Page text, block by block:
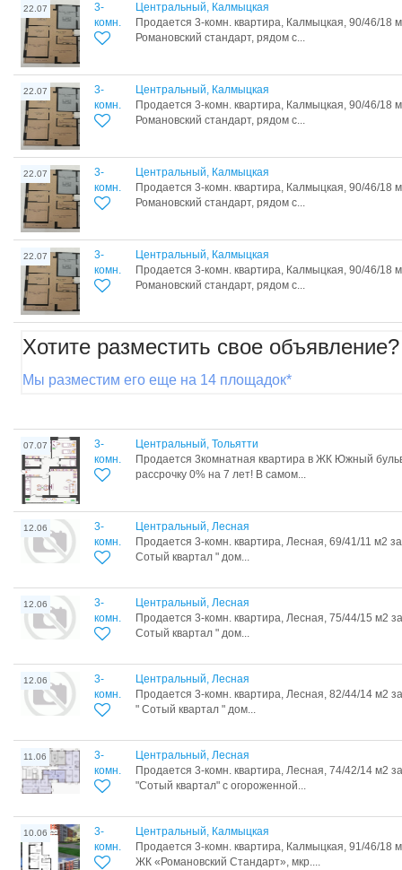
22.07
3-
комн.
Центральный, Калмыцкая
Продается 3-комн. квартира, Калмыцкая, 90/46/18
Романовский стандарт, рядом с...
22.07
3-
комн.
Центральный, Калмыцкая
Продается 3-комн. квартира, Калмыцкая, 90/46/18
Романовский стандарт, рядом с...
22.07
3-
комн.
Центральный, Калмыцкая
Продается 3-комн. квартира, Калмыцкая, 90/46/18
Романовский стандарт, рядом с...
22.07
3-
комн.
Центральный, Калмыцкая
Продается 3-комн. квартира, Калмыцкая, 90/46/18
Романовский стандарт, рядом с...
Хотите разместить свое объявление?
Мы разместим его еще на 14 площадок*
07.07
3-
комн.
Центральный, Тольятти
Продается 3комнатная квартира в ЖК Южный
рассрочку 0% на 7 лет! В самом...
12.06
3-
комн.
Центральный, Лесная
Продается 3-комн. квартира, Лесная, 69/41/11 м2
Сотый квартал " дом...
12.06
3-
комн.
Центральный, Лесная
Продается 3-комн. квартира, Лесная, 75/44/15 м2
Сотый квартал " дом...
12.06
3-
комн.
Центральный, Лесная
Продается 3-комн. квартира, Лесная, 82/44/14 м2
" Сотый квартал " дом...
11.06
3-
комн.
Центральный, Лесная
Продается 3-комн. квартира, Лесная, 74/42/14 м2
"Сотый квартал" с огороженной...
10.06
3-
комн.
Центральный, Калмыцкая
Продается 3-комн. квартира, Калмыцкая, 91/46/18
ЖК «Романовский Стандарт», мкр....